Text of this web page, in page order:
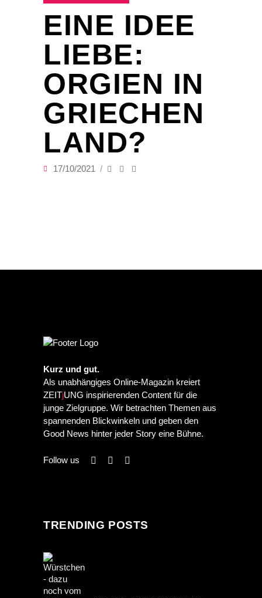
EINE IDEE
LIEBE:
ORGIEN IN
GRIECHEN
LAND?
17/10/2021
Kurz und gut.
Als unabhängiges Online-Magazin kreiert
ZEITjUNG inspirierenden Content für die
junge Zielgruppe. Wir betrachten Themen aus
spannenden Blickwinkeln und geben den
Good News hinter jeder Story eine Bühne.
Follow us
TRENDING POSTS